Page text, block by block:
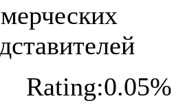
Rating:0.05%